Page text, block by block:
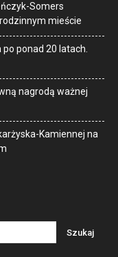
Somers
mieście
ponad 20 latach.
nagrodą ważnej
Kamiennej na